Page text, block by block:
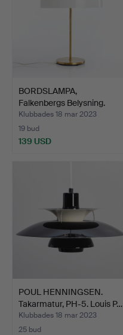
BORDSLAMPA,
Falkenbergs Belysning.
1970-ta…
Klubbades 18 mar 2023
19 bud
139 USD
POUL HENNINGSEN.
Takarmatur, PH-5. Louis P…
Klubbades 18 mar 2023
25 bud